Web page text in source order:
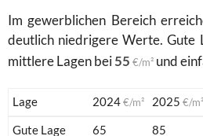
Im gewerblichen Bereich
deutlich niedrigere Werte. Gute
mittlere Lagen bei55 €/m² und
Lage 2024€/m² 2025 €/m²
Gute Lage
65 85